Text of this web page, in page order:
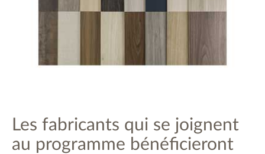
Les fabricants qui se joignent
au programme bénéficieront